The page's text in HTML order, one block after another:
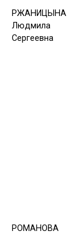
РЖАНИЦЫНА
Людмила
Сергеевна
РОМАНОВА